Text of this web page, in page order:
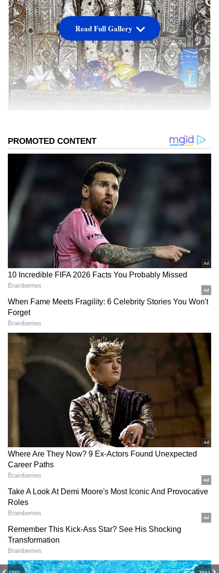
PREV NEXT
శని కేంద్ర త్రికోణ రాజయోగం ఫలితాలు:
శని భగవానుడు ప్రస్తుతం
కుంభ రాశిలో ఉన్నారు. 2025 వరకు ఇక్కడే ఉంటారు. దీనివల్ల ఈ
రాశిలో కేంద్ర త్రికోణ రాజయోగం ఏర్పడుతుంది. దీని ప్రభావం కొన్ని
రాశులవారికి అదృష్టాన్నిస్తుంది. ఊహించని ఆర్థిక లాభాలు, ఉద్యోగ,
వ్యాపారాల్లో అభివృద్ధి కలుగుతుంది.
గూగుల్‌లో ఆసక్తికరమైన సమాచారం కోసం ఏసియానెట్ తెలుగు
ను మీ ఫ్రిఫర్డ్ సోర్స్ గా ఎంచుకోండి
కేంద్ర త్రికోణ రాజయోగం అంటే ఏమిటి?
జ్యోతిషశాస్త్రం ప్రకారం, జాతకంలో 4, 7, 10వ స్థానాలు కేంద్ర
Read Full Gallery